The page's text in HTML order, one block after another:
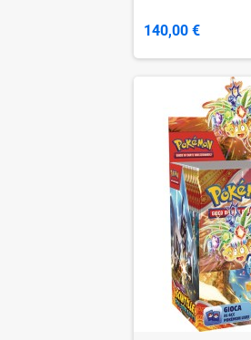
140,00 €